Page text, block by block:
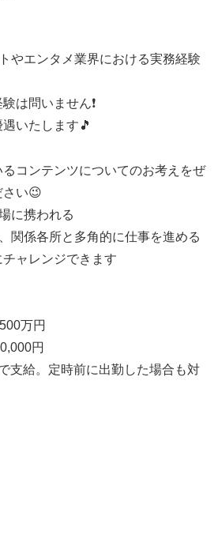
やエンタメ業界における実務経験
は問いません❗
いたします🎵
コンテンツについてのお考えをぜ
さい😉
に携われる
関係各所と多角的に仕事を進める
ャレンジできます
万円
円
支給。定時前に出勤した場合も対